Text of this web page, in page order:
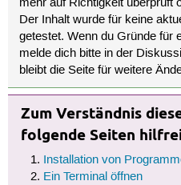
mehr auf Richtigkeit überprüft
Der Inhalt wurde für keine
getestet. Wenn du Gründe für
melde dich bitte in der
bleibt die Seite für weitere
Zum Verständnis
folgende Seiten
Installation von
Ein Terminal öffnen